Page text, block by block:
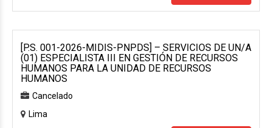
[P.S. 001-2026-MIDIS-PNPDS] – SERVICIOS DE UN/A
(01) ESPECIALISTA III EN GESTIÓN DE RECURSOS
HUMANOS PARA LA UNIDAD DE RECURSOS
HUMANOS
Cancelado
Lima